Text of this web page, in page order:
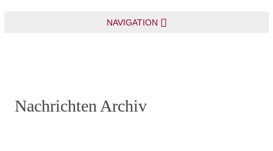
NAVIGATION
Nachrichten Archiv